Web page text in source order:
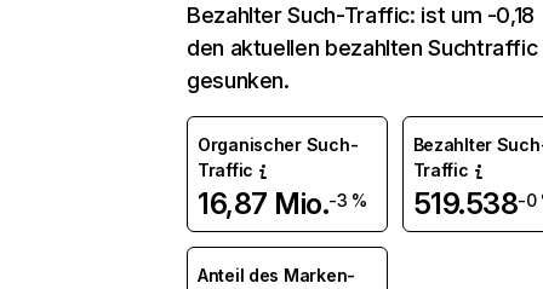
Bezahlter Such-Traffic: ist um -0,18
den aktuellen bezahlten Suchtraffic
gesunken.
Organischer Such-
Traffic
16,87 Mio.-3 %
Bezahlter
Traffic
519.538-0
Anteil des Marken-